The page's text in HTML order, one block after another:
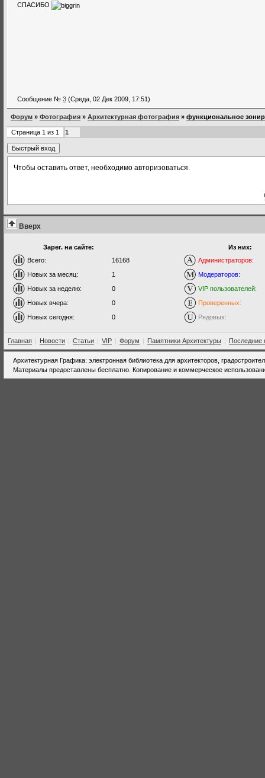
СПАСИБО
Сообщение № 3 (Среда, 02 Дек 2009, 17:51)
Форум » Фотография » Архитектурная фотография » функциональное
Страница 1 из 1 1
Чтобы оставить ответ, необходимо авторизоваться.
Вверх
Зарег. на сайте:
Всего:
16168
Новых за месяц:
1
Новых за неделю:
0
Новых вчера:
0
Новых сегодня:
0
Из них:
Администраторов:
Модераторов:
VIP пользователей:
Проверенных:
Рядовых:
Главная | Новости | Статьи | VIP | Форум | Памятники Архитектуры | Последние
Архитектурная Графика: электронная библиотека для архитекторов,
Материалы предоставлены бесплатно. Копирование и коммерческое